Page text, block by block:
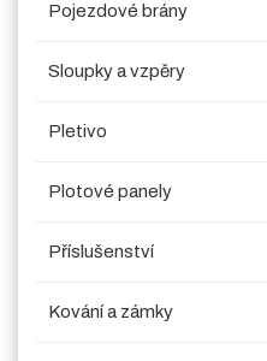
Pojezdové brány
Sloupky a vzpěry
Pletivo
Plotové panely
Příslušenství
Kování a zámky